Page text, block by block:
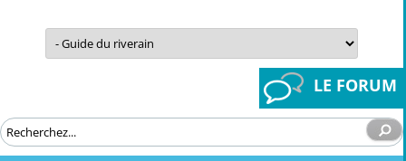
Aller
contenu
LE FORUM